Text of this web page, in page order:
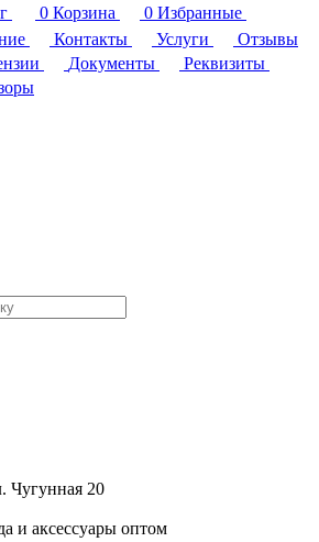
0 Корзина 0 Избранные
Контакты Услуги
Отзывы
Документы
Реквизиты
Чугунная 20
и аксессуары оптом